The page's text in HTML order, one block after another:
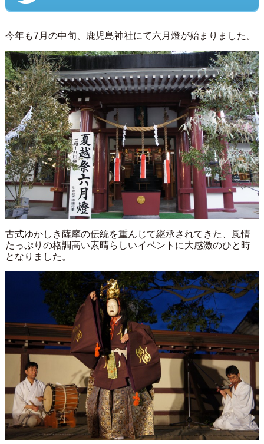
今年も7月の中旬、鹿児島神社にて六月燈が始まりました。
古式ゆかしき薩摩の伝統を重んじて継承されてきた、風情
たっぷりの格調高い素晴らしいイベントに大感激のひと時
となりました。